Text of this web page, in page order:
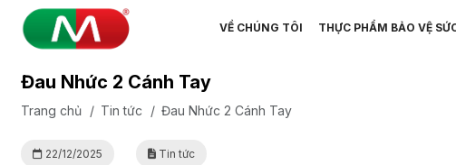
VỀ CHÚNG TÔI THỰC PHẨM BẢO VỆ
Đau Nhức 2 Cánh Tay
Trang chủ / Tin tức / Đau Nhức 2 Cánh Tay
22/12/2025 Tin tức